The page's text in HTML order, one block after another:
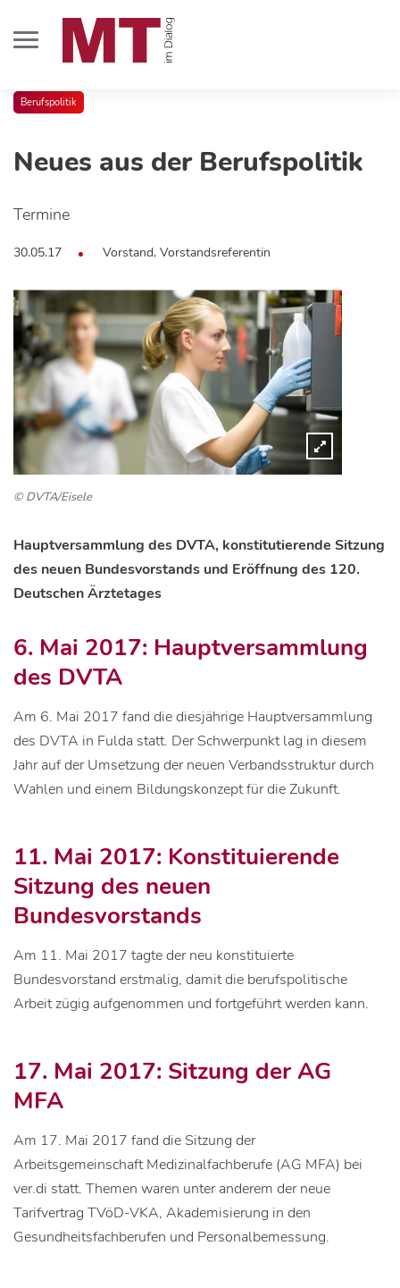
Berufspolitik
Neues aus der Berufspolitik
Termine
30.05.17 Vorstand, Vorstandsreferentin
© DVTA/Eisele
Hauptversammlung des DVTA, konstitutierende Sitzung
des neuen Bundesvorstands und Eröffnung des 120.
Deutschen Ärztetages
6. Mai 2017: Hauptversammlung
des DVTA
Am 6. Mai 2017 fand die diesjährige Hauptversammlung
des DVTA in Fulda statt. Der Schwerpunkt lag in diesem
Jahr auf der Umsetzung der neuen Verbandsstruktur durch
Wahlen und einem Bildungskonzept für die Zukunft.
11. Mai 2017: Konstituierende
Sitzung des neuen
Bundesvorstands
Am 11. Mai 2017 tagte der neu konstituierte
Bundesvorstand erstmalig, damit die berufspolitische
Arbeit zügig aufgenommen und fortgeführt werden kann.
17. Mai 2017: Sitzung der AG
MFA
Am 17. Mai 2017 fand die Sitzung der
Arbeitsgemeinschaft Medizinalfachberufe (AG MFA) bei
ver.di statt. Themen waren unter anderem der neue
Tarifvertrag TVöD-VKA, Akademisierung in den
Gesundheitsfachberufen und Personalbemessung.